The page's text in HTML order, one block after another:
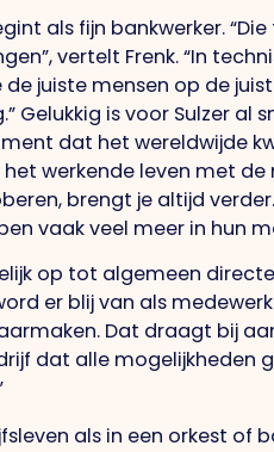
als fijn bankwerker.
vertelt Frenk. “In
juiste mensen op de
Gelukkig is voor Sulzer
dat het wereldwijde
het werkende leven met
brengt je altijd
vaak veel meer in hun
op tot algemeen
er blij van als
Dat draagt bij
dat alle
als in een orkest of